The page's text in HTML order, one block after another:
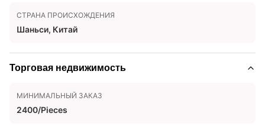
СТРАНА ПРОИСХОЖДЕНИЯ
Шаньси, Китай
Торговая недвижимость
МИНИМАЛЬНЫЙ ЗАКАЗ
2400/Pieces